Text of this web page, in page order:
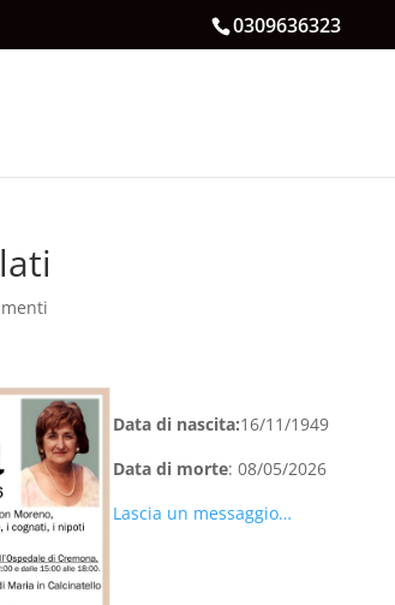
0309636323
Data di nascita:16/11/1949
Data di morte: 08/05/2026
Lascia un messaggio…